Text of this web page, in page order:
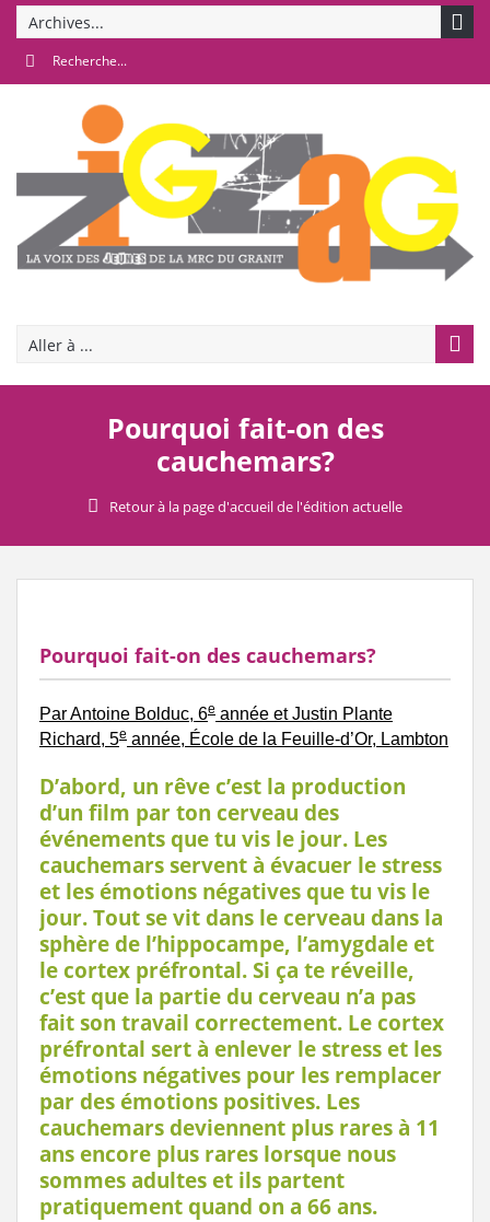
Archives...
Aller à ...
Pourquoi fait-on des
cauchemars?
Retour à la page d'accueil de l'édition actuelle
Pourquoi fait-on des cauchemars?
Par Antoine Bolduc, 6e année et Justin Plante
Richard, 5e année, École de la Feuille-d’Or, Lambton
D’abord, un rêve c’est la production
d’un film par ton cerveau des
événements que tu vis le jour. Les
cauchemars servent à évacuer le stress
et les émotions négatives que tu vis le
jour. Tout se vit dans le cerveau dans la
sphère de l’hippocampe, l’amygdale et
le cortex préfrontal. Si ça te réveille,
c’est que la partie du cerveau n’a pas
fait son travail correctement. Le cortex
préfrontal sert à enlever le stress et les
émotions négatives pour les remplacer
par des émotions positives. Les
cauchemars deviennent plus rares à 11
ans encore plus rares lorsque nous
sommes adultes et ils partent
pratiquement quand on a 66 ans.